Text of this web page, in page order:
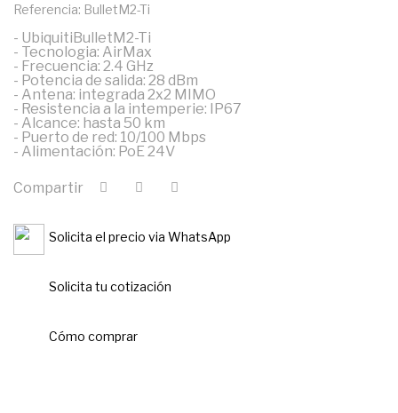
Referencia: BulletM2-Ti
- UbiquitiBulletM2-Ti
- Tecnologia: AirMax
- Frecuencia: 2.4 GHz
- Potencia de salida: 28 dBm
- Antena: integrada 2x2 MIMO
- Resistencia a la intemperie: IP67
- Alcance: hasta 50 km
- Puerto de red: 10/100 Mbps
- Alimentación: PoE 24V
Compartir
Solicita el precio via WhatsApp
Solicita tu cotización
Cómo comprar